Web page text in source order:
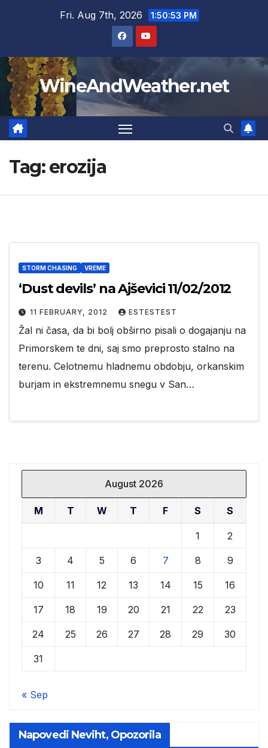
Fri. Aug 7th, 2026 1:50:54 PM
WineAndWeather.net
Tag:erozija
STORM CHASING VREME
‘Dust devils’ na Ajševici 11/02/2012
11 FEBRUARY, 2012 ESTESTEST
Žal ni časa, da bi bolj obširno pisali o dogajanju na
Primorskem te dni, saj smo preprosto stalno na
terenu. Celotnemu hladnemu obdobju, orkanskim
burjam in ekstremnemu snegu v San…
August 2026
M T W T F S S
1 2
3 4 5 6 7 8 9
10 11 12 13 14 15 16
17 18 19 20 21 22 23
24 25 26 27 28 29 30
31
« Sep
Napovedi Neviht, Opozorila